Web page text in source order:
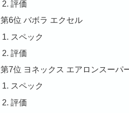
評価
第6位 バボラ エクセル
スペック
評価
第7位 ヨネックス エアロンスーパ
スペック
評価